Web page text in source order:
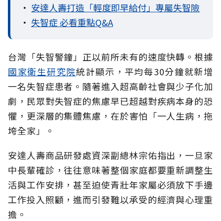
• 安達人壽打造「輕度即早給付」專屬失智險
• 失智症 必看重點Q&A
台灣「失智警鐘」正以前所未有的速度快轉。根據
國家衛生研究院統計顯示，平均每30分鐘就新增
一名失智症患者。隨著進入超高齡社會與少子化加
劇，民眾對失智症的焦慮早已超越對疾病本身的恐
懼，更深層的集體焦慮，在於害怕「一人生病，拖
垮全家」。
安達人壽商品研發處資深副總林宗佑指出，一旦家
中長輩確診，往往意味著整個家庭都要重新調整生
活與工作安排，甚至迫使青壯年家屬必須放下手邊
工作投入照顧，進而引發難以承受的經濟與心理重
擔。